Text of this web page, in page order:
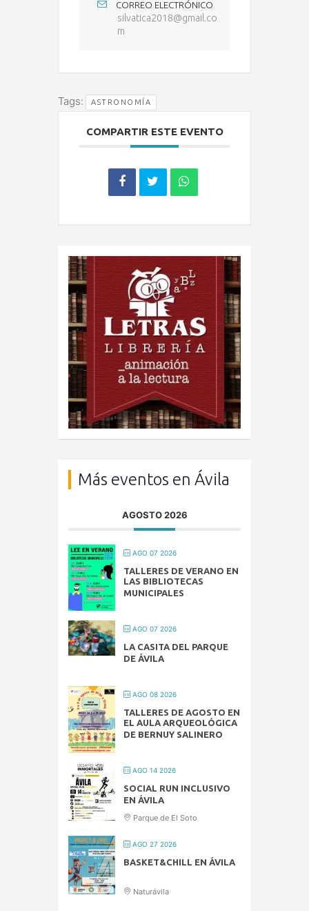
CORREO ELECTRÓNICO
silvatica2018@gmail.co
m
Tags: ASTRONOMÍA
COMPARTIR ESTE EVENTO
Más eventos en Ávila
AGOSTO 2026
AGO 07 2026
TALLERES DE VERANO EN
LAS BIBLIOTECAS
MUNICIPALES
AGO 07 2026
LA CASITA DEL PARQUE
DE ÁVILA
AGO 08 2026
TALLERES DE AGOSTO EN
EL AULA ARQUEOLÓGICA
DE BERNUY SALINERO
AGO 14 2026
SOCIAL RUN INCLUSIVO
EN ÁVILA
Parque de El Soto
AGO 27 2026
BASKET&CHILL EN ÁVILA
Naturávila